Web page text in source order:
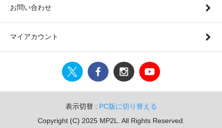
お問い合わせ
マイアカウント
表示切替 : PC版に切り替える
Copyright (C) 2025 MP2L. All Rights Reserved.